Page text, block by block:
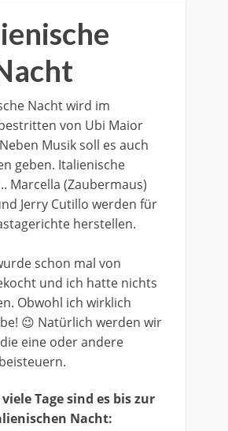
Nacht wird im
von Ubi Maior
Musik soll es auch
geben. Italienische
Marcella (Zaubermaus)
Jerry Cutillo werden für
herstellen.
schon mal von
und ich hatte nichts
Obwohl ich wirklich
😉 Natürlich werden wir
eine oder andere
Tage sind es bis zur
Nacht: